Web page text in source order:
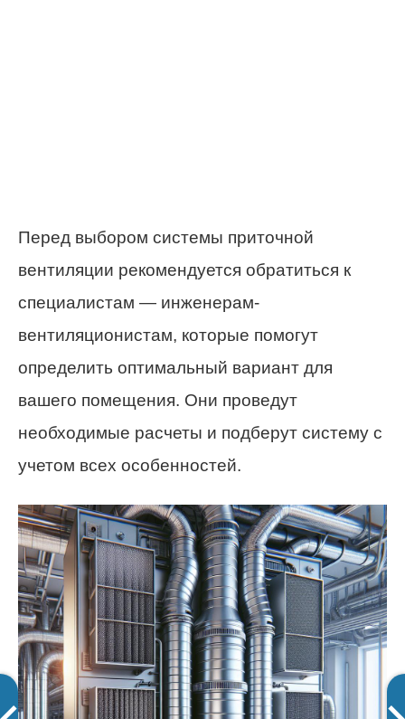
Перед выбором системы приточной
вентиляции рекомендуется обратиться к
специалистам — инженерам-
вентиляционистам, которые помогут
определить оптимальный вариант для
вашего помещения. Они проведут
необходимые расчеты и подберут систему с
учетом всех особенностей.